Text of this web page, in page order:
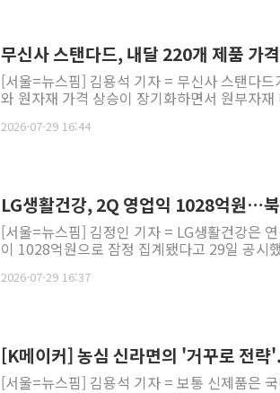
무신사 스탠다드, 내달 220개 제품
[서울=뉴스핌] 김용석 기자 = 무신사 스탠다
와 원자재 가격 상승이 장기화하면서 원부자
2026-07-29 16:44
LG생활건강, 2Q 영업익 1028억원…
[서울=뉴스핌] 김정인 기자 = LG생활건강은
이 1028억원으로 잠정 집계됐다고 29일 공시
2026-07-29 16:37
[K메이커] 농심 신라면의 '거꾸로 전
[서울=뉴스핌] 김용석 기자 = 보통 신제품은